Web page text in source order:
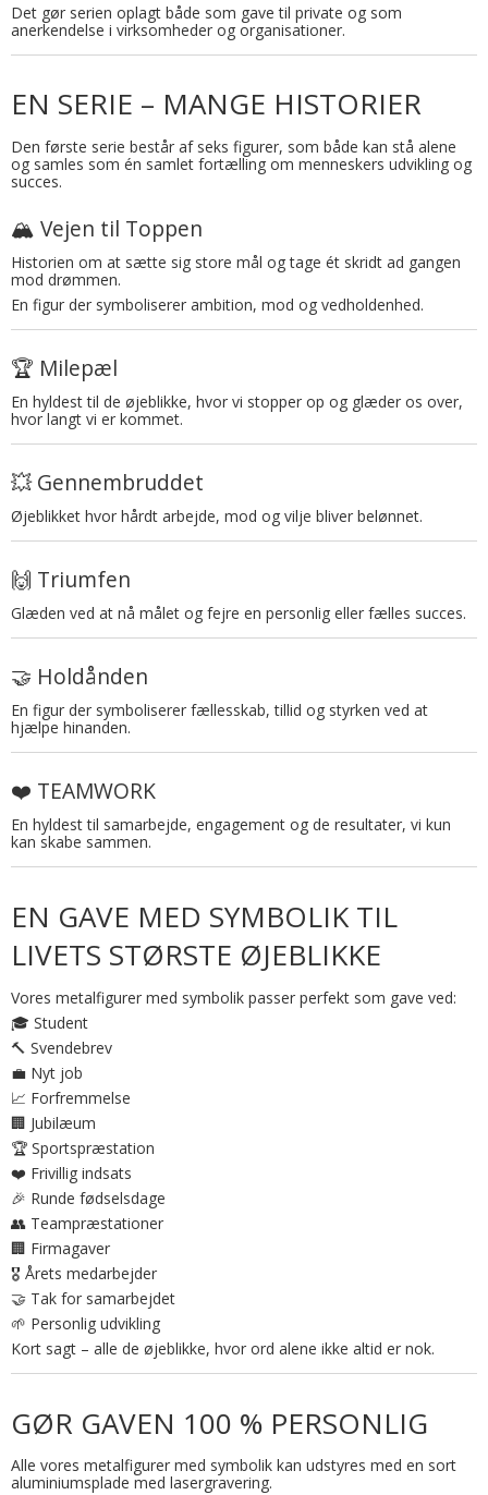
Det gør serien oplagt både som gave til private og som
anerkendelse i virksomheder og organisationer.
EN SERIE – MANGE HISTORIER
Den første serie består af seks figurer, som både kan stå alene
og samles som én samlet fortælling om menneskers udvikling og
succes.
🏔️ Vejen til Toppen
Historien om at sætte sig store mål og tage ét skridt ad gangen
mod drømmen.
En figur der symboliserer ambition, mod og vedholdenhed.
🏆 Milepæl
En hyldest til de øjeblikke, hvor vi stopper op og glæder os over,
hvor langt vi er kommet.
💥 Gennembruddet
Øjeblikket hvor hårdt arbejde, mod og vilje bliver belønnet.
🙌 Triumfen
Glæden ved at nå målet og fejre en personlig eller fælles succes.
🤝 Holdånden
En figur der symboliserer fællesskab, tillid og styrken ved at
hjælpe hinanden.
❤️ TEAMWORK
En hyldest til samarbejde, engagement og de resultater, vi kun
kan skabe sammen.
EN GAVE MED SYMBOLIK TIL
LIVETS STØRSTE ØJEBLIKKE
Vores metalfigurer med symbolik passer perfekt som gave ved:
🎓 Student
🔨 Svendebrev
💼 Nyt job
📈 Forfremmelse
🏢 Jubilæum
🏆 Sportspræstation
❤️ Frivillig indsats
🎉 Runde fødselsdage
👥 Teampræstationer
🏢 Firmagaver
🎖️ Årets medarbejder
🤝 Tak for samarbejdet
🌱 Personlig udvikling
Kort sagt – alle de øjeblikke, hvor ord alene ikke altid er nok.
GØR GAVEN 100 % PERSONLIG
Alle vores metalfigurer med symbolik kan udstyres med en sort
aluminiumsplade med lasergravering.